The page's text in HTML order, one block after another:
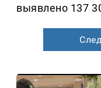
выявлено 137